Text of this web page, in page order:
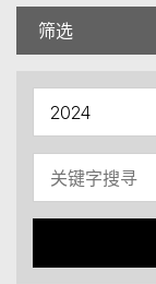
筛选